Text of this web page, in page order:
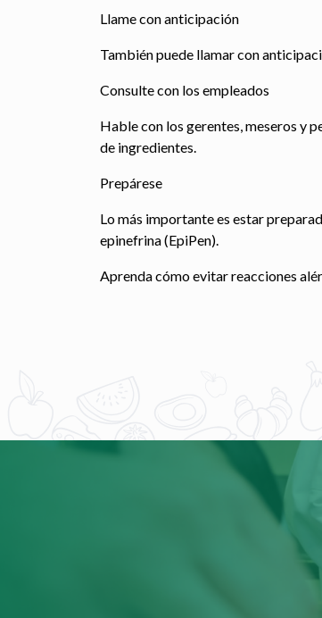
Llame con anticipación
También puede llamar con
Consulte con los empleados
Hable con los gerentes, meseros y
de ingredientes.
Prepárese
Lo más importante es estar
epinefrina (EpiPen).
Aprenda cómo evitar reacciones